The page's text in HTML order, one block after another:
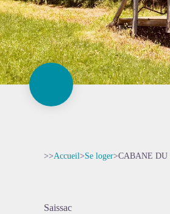
>>Accueil>Se loger>CABANE DU
Saissac